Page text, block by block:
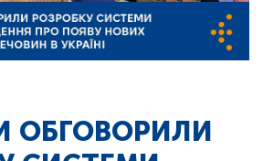
ОБГОВОРИЛИ